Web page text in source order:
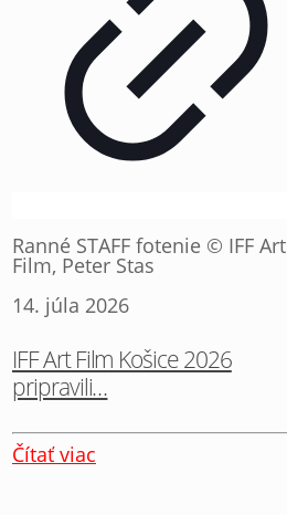
Ranné STAFF fotenie © IFF Art
Film, Peter Stas
14. júla 2026
IFF Art Film Košice 2026
pripravili…
Čítať viac